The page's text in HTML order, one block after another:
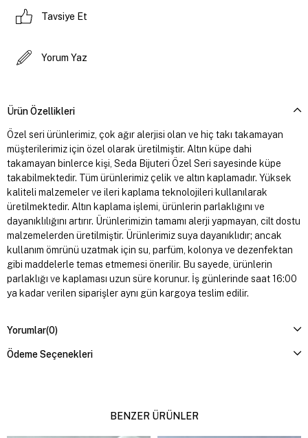
Tavsiye Et
Yorum Yaz
Ürün Özellikleri
Özel seri ürünlerimiz, çok ağır alerjisi olan ve hiç takı takamayan
müşterilerimiz için özel olarak üretilmiştir. Altın küpe dahi
takamayan binlerce kişi, Seda Bijuteri Özel Seri sayesinde küpe
takabilmektedir. Tüm ürünlerimiz çelik ve altın kaplamadır. Yüksek
kaliteli malzemeler ve ileri kaplama teknolojileri kullanılarak
üretilmektedir. Altın kaplama işlemi, ürünlerin parlaklığını ve
dayanıklılığını artırır. Ürünlerimizin tamamı alerji yapmayan, cilt dostu
malzemelerden üretilmiştir. Ürünlerimiz suya dayanıklıdır; ancak
kullanım ömrünü uzatmak için su, parfüm, kolonya ve dezenfektan
gibi maddelerle temas etmemesi önerilir. Bu sayede, ürünlerin
parlaklığı ve kaplaması uzun süre korunur. İş günlerinde saat 16:00
ya kadar verilen siparişler aynı gün kargoya teslim edilir.
Yorumlar(0)
Ödeme Seçenekleri
BENZER ÜRÜNLER